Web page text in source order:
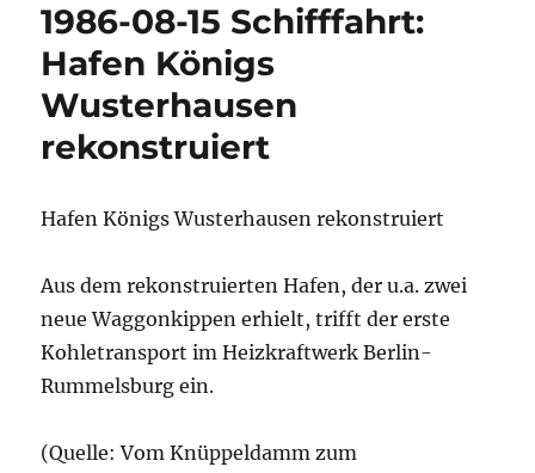
1986-08-15 Schifffahrt:
Hafen Königs
Wusterhausen
rekonstruiert
Hafen Königs Wusterhausen rekonstruiert
Aus dem rekonstruierten Hafen, der u.a. zwei
neue Waggonkippen erhielt, trifft der erste
Kohletransport im Heizkraftwerk Berlin-
Rummelsburg ein.
(Quelle: Vom Knüppeldamm zum